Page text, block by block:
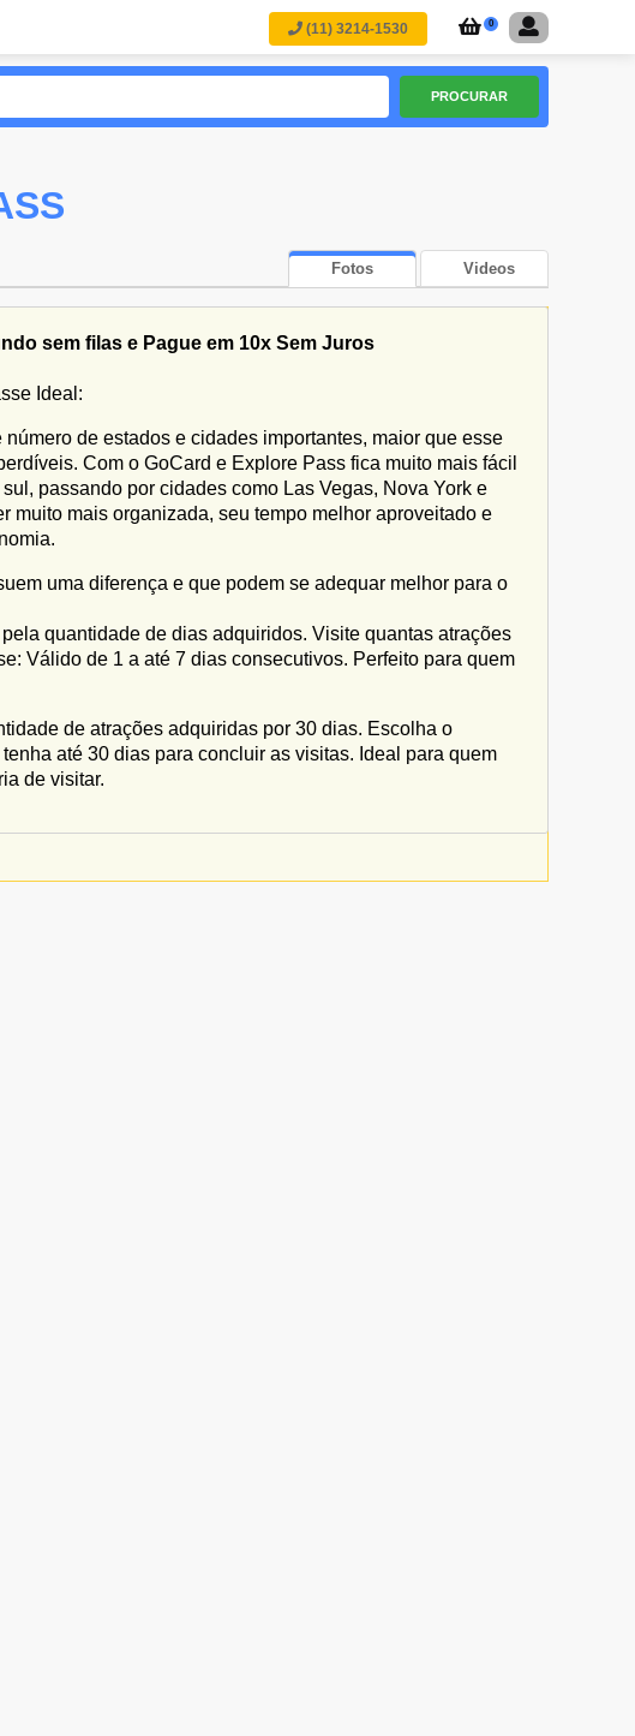
(11) 3214-1530 0
PROCURAR
Fotos Videos
sem filas e Pague em 10x Sem Juros
Ideal:
de estados e cidades importantes, maior que esse
Com o GoCard e Explore Pass fica muito mais fácil
passando por cidades como Las Vegas, Nova York e
muito mais organizada, seu tempo melhor aproveitado e
uma diferença e que podem se adequar melhor para o
quantidade de dias adquiridos. Visite quantas atrações
Válido de 1 a até 7 dias consecutivos. Perfeito para quem
de atrações adquiridas por 30 dias. Escolha o
até 30 dias para concluir as visitas. Ideal para quem
de visitar.